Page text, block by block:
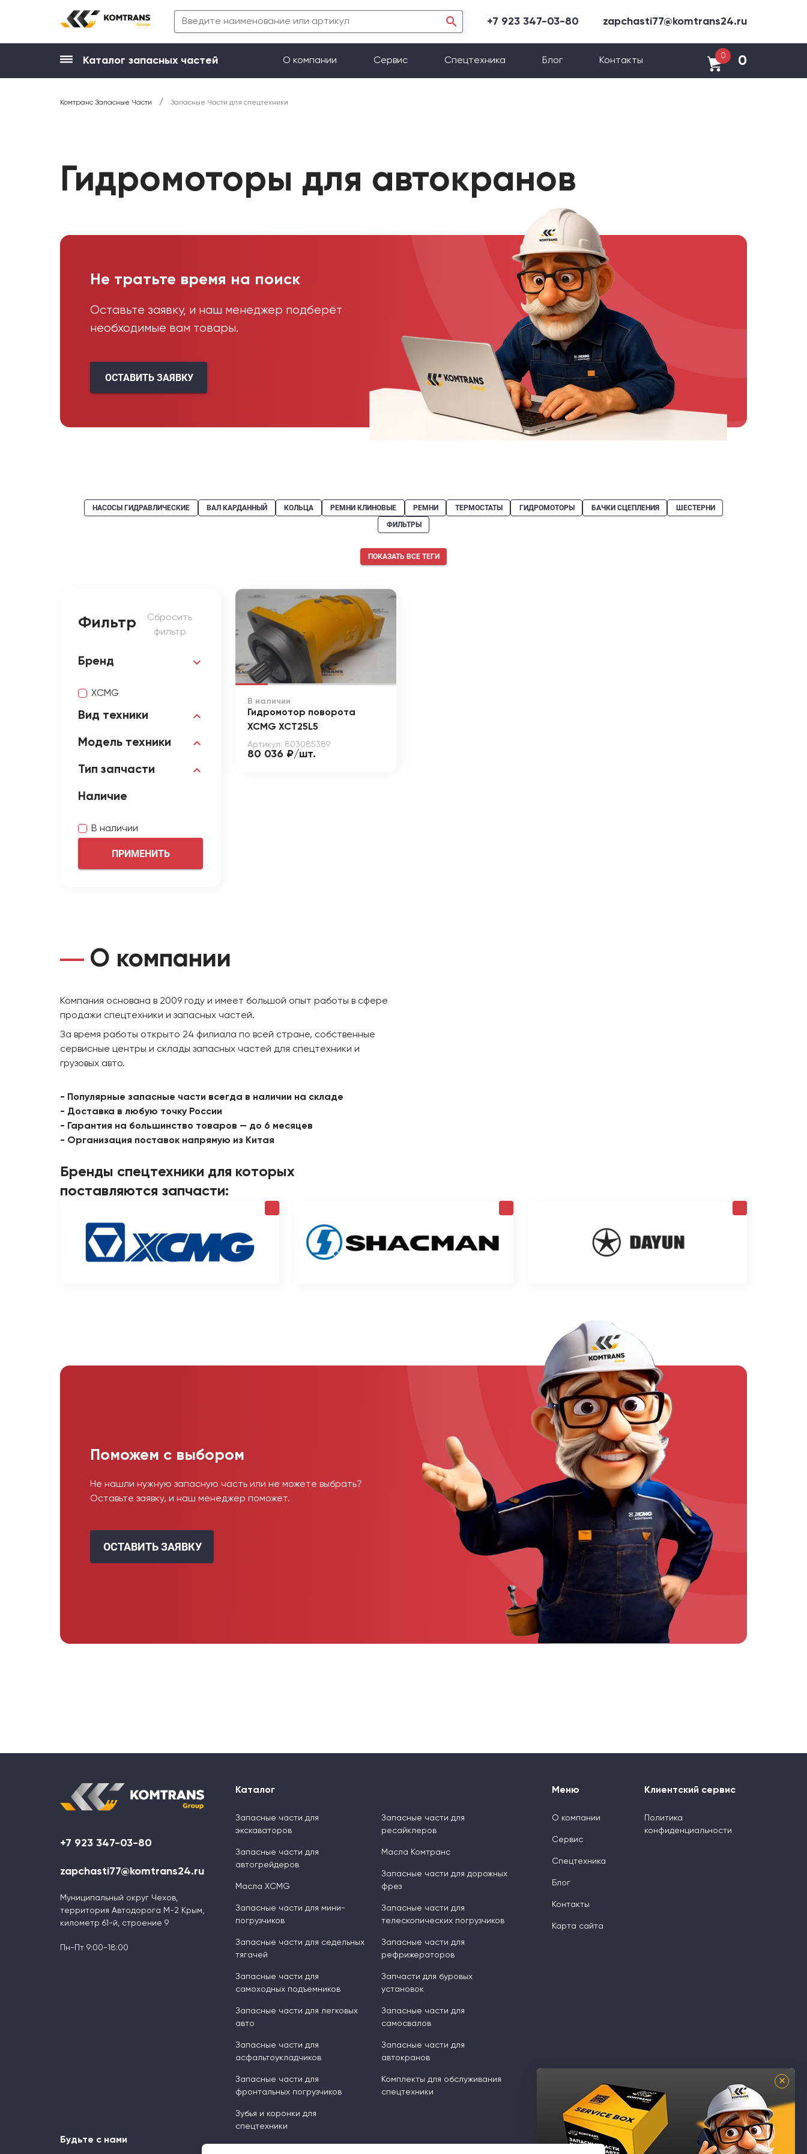
+7 923 347-03-80 zapchasti77@komtrans24.ru
Каталог запасных частей О компании Сервис Спецтехника Блог Контакты
0 0
Комтранс Запасные Части / Запасные Части для спецтехники
Гидромоторы для автокранов
Не тратьте время на поиск
Оставьте заявку, и наш менеджер подберёт
необходимые вам товары.
ОСТАВИТЬ ЗАЯВКУ
НАСОСЫ ГИДРАВЛИЧЕСКИЕ ВАЛ КАРДАННЫЙ КОЛЬЦА РЕМНИ КЛИНОВЫЕ РЕМНИ ТЕРМОСТАТЫ ГИДРОМОТОРЫ БАЧКИ СЦЕПЛЕНИЯ
ШЕСТЕРНИ
ФИЛЬТРЫ
ПОКАЗАТЬ ВСЕ ТЕГИ
Фильтр
Сбросить
фильтр
Бренд
XCMG
Вид техники
Модель техники
Тип запчасти
Наличие
В наличии
ПРИМЕНИТЬ
В наличии
Гидромотор поворота
XCMG XCT25L5
Артикул: 803085389
80 036 ₽/шт.
О компании
Компания основана в 2009 году и имеет большой опыт работы в сфере
продажи спецтехники и запасных частей.
За время работы открыто 24 филиала по всей стране, собственные
сервисные центры и склады запасных частей для спецтехники и
грузовых авто.
- Популярные запасные части всегда в наличии на складе
- Доставка в любую точку России
- Гарантия на большинство товаров — до 6 месяцев
- Организация поставок напрямую из Китая
Бренды спецтехники для которых
поставляются запчасти:
Поможем с выбором
Не нашли нужную запасную часть или не можете выбрать?
Оставьте заявку, и наш менеджер поможет.
ОСТАВИТЬ ЗАЯВКУ
+7 923 347-03-80
zapchasti77@komtrans24.ru
Муниципальный округ Чехов,
территория Автодорога М-2 Крым,
километр 61-й, строение 9
Пн-Пт 9:00-18:00
Каталог
Запасные части для
экскаваторов
Запасные части для
автогрейдеров
Масла XCMG
Запасные части для мини-
погрузчиков
Запасные части для седельных
тягачей
Запасные части для
самоходных подъемников
Запасные части для легковых
авто
Запасные части для
асфальтоукладчиков
Запасные части для
фронтальных погрузчиков
Зубья и коронки для
спецтехники
Запасные части для
ресайклеров
Масла Комтранс
Запасные части для дорожных
фрез
Запасные части для
телескопических погрузчиков
Запасные части для
рефрижераторов
Запчасти для буровых
установок
Запасные части для
самосвалов
Запасные части для
автокранов
Комплекты для обслуживания
спецтехники
Меню
О компании
Сервис
Спецтехника
Блог
Контакты
Карта сайта
Клиентский сервис
Политика
конфиденциальности
Будьте с нами
×